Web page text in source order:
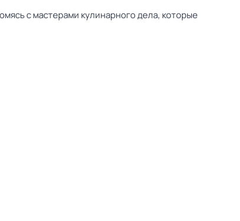
с мастерами кулинарного дела, которые